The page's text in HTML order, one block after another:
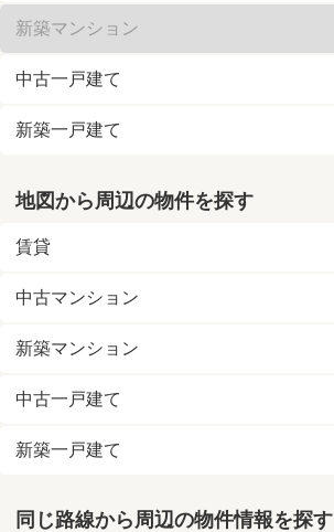
新築マンション
中古一戸建て
新築一戸建て
地図から周辺の物件を探す
賃貸
中古マンション
新築マンション
中古一戸建て
新築一戸建て
同じ路線から周辺の物件情報を探す